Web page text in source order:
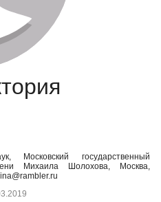
Московский государственный
Михаила Шолохова, Москва,